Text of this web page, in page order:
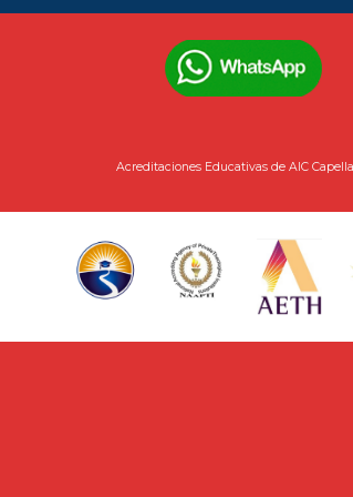
Acreditaciones Educativas de AIC